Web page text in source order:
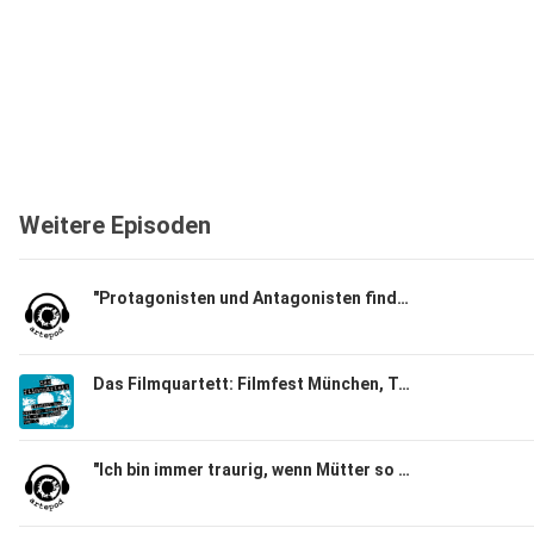
Weitere Episoden
"Protagonisten und Antagonisten finde ich langweilig"
Das Filmquartett: Filmfest München, Teil 03
"Ich bin immer traurig, wenn Mütter so einseitig verurteilt werden." Schauspielerin Corinna Harfouch und Regisseurin Pauline Roenneberg über Hilflosigkeit und Manipulation und ihre Zusammenarbeit in "Kalter Hund"